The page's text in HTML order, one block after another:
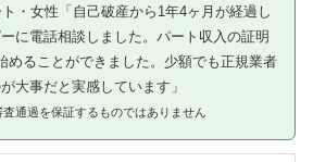
・女性「自己破産から1年4ヶ月が経過し
に電話相談しました。パート収入の証明
めることができました。少額でも正規業者
大事だと実感しています」
通過を保証するものではありません